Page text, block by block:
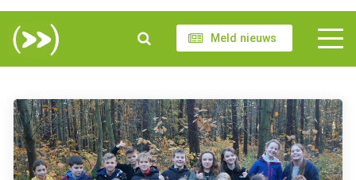
Meld nieuws